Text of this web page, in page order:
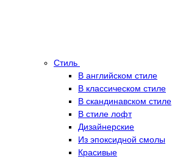
Стиль
В английском стиле
В классическом стиле
В скандинавском стиле
В стиле лофт
Дизайнерские
Из эпоксидной смолы
Красивые